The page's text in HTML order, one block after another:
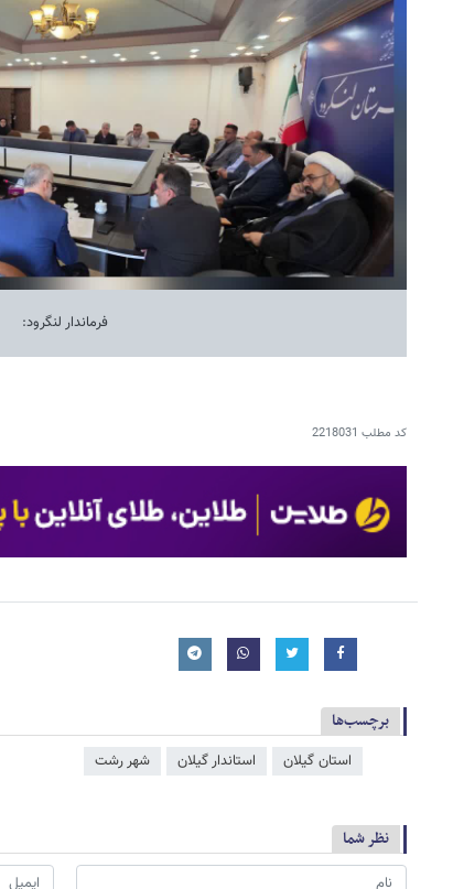
فرماندار لنگرود:
کد مطلب 2218031
برچسب‌ها
استان گیلان استاندار گیلان شهر رشت
نظر شما